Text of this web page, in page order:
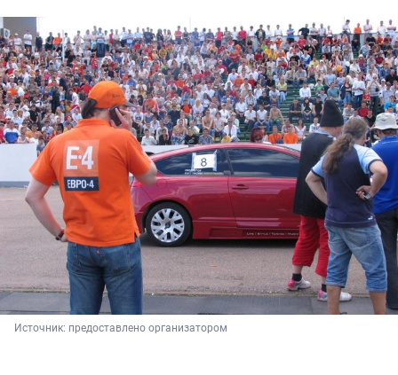
Источник: предоставлено организатором